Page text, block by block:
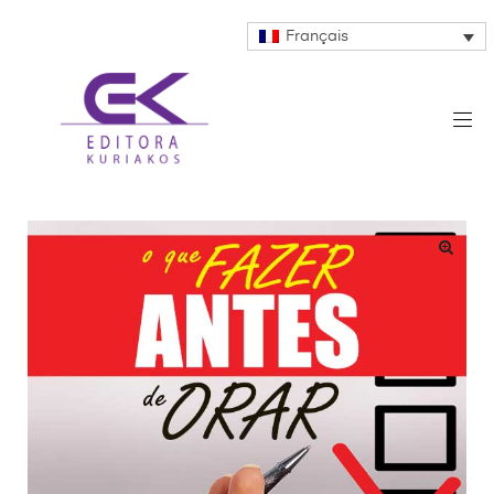
Français